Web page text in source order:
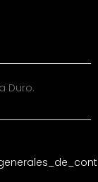
Duro.